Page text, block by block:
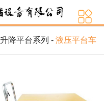
升降平台系列 - 液压平台车